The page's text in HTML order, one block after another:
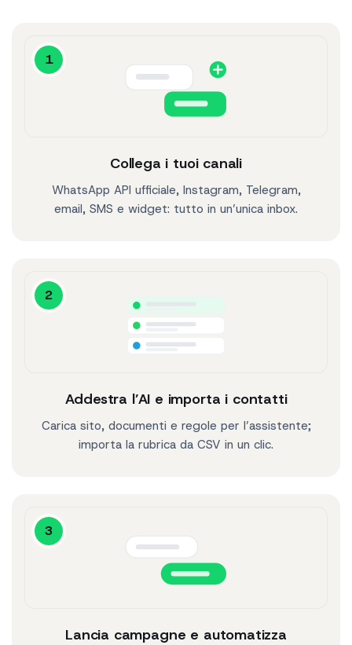
1
Collega i tuoi canali
WhatsApp API ufficiale, Instagram, Telegram,
email, SMS e widget: tutto in un’unica inbox.
2
Addestra l’AI e importa i contatti
Carica sito, documenti e regole per l’assistente;
importa la rubrica da CSV in un clic.
3
Lancia campagne e automatizza